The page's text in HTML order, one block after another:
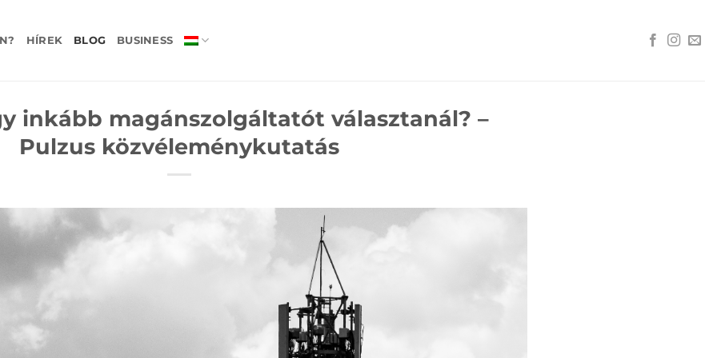
HÍREK BLOG BUSINESS
inkább magánszolgáltatót választanál? –
Pulzus közvéleménykutatás